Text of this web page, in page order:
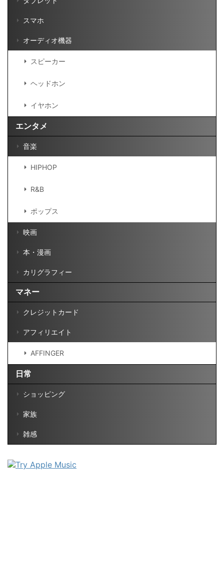
スマホ
オーディオ機器
スピーカー
ヘッドホン
イヤホン
エンタメ
音楽
HIPHOP
R&B
ポップス
映画
本・漫画
カリグラフィー
マネー
クレジットカード
アフィリエイト
AFFINGER
日常
ショッピング
家族
雑感